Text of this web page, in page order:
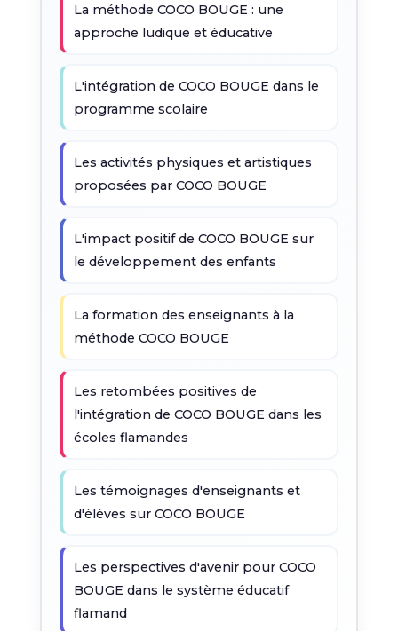
La méthode COCO BOUGE : une
approche ludique et éducative
L'intégration de COCO BOUGE dans le
programme scolaire
Les activités physiques et artistiques
proposées par COCO BOUGE
L'impact positif de COCO BOUGE sur
le développement des enfants
La formation des enseignants à la
méthode COCO BOUGE
Les retombées positives de
l'intégration de COCO BOUGE dans les
écoles flamandes
Les témoignages d'enseignants et
d'élèves sur COCO BOUGE
Les perspectives d'avenir pour COCO
BOUGE dans le système éducatif
flamand